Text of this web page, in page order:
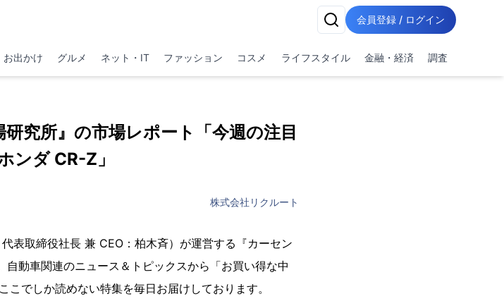
会員登録 / ログイン
お出かけ グルメ ネット・IT ファッション コスメ ライフスタイル 金融・経済 調査
究所』の市場レポート「今週の注目
ンダ CR-Z」
株式会社リクルート
表取締役社長 兼 CEO：柏木斉）が運営する『カーセン
自動車関連のニュース＆トピックスから「お買い得な中
でしか読めない特集を毎日お届けしております。